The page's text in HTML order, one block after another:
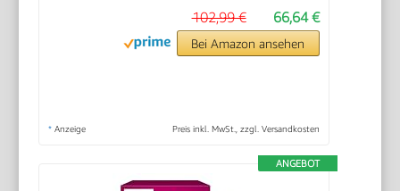
66,64 €
102,99 €
Bei Amazon ansehen
* Anzeige Preis inkl. MwSt., zzgl. Versandkosten
ANGEBOT